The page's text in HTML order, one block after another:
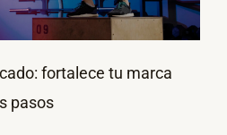
fortalece tu marca
pasos